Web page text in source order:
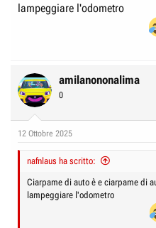
lampeggiare l'odometro
amilanononalima
0
12 Ottobre 2025
nafnlaus ha scritto:
Ciarpame di auto è e ciarpame di
lampeggiare l'odometro